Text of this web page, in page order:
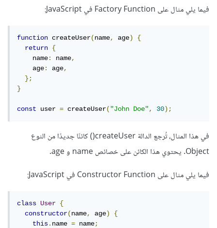
فيما يلي مثال على Factory Function في JavaScript:
function createUser(name, age)
{
return
{
    name
: name,
    age
: age,
};
}
const user = createUser("John Doe", 30);
في هذا المثال، تُرجع الدالة createUser() كائنًا جديدًا من النوع
Object. يحتوي هذا الكائن على خصائص name و age.
فيما يلي مثال على Constructor Function في JavaScript:
class User
{
constructor(name, age)
{
this.name = name;